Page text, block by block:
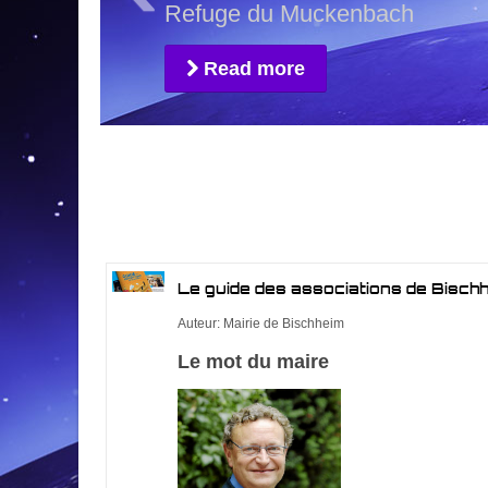
Refuge du Muckenbach
Read more
Le guide des associations de
Auteur: Mairie de Bischheim
Le mot du maire